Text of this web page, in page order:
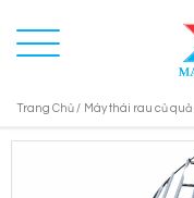
Trang Chủ / Máy thái rau củ quả